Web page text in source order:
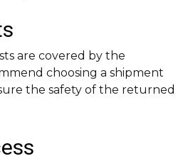
are covered by the
choosing a shipment
the safety of the returned